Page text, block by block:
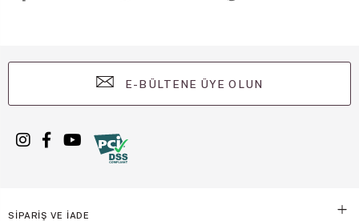
E-BÜLTENE ÜYE OLUN
SİPARİŞ VE İADE